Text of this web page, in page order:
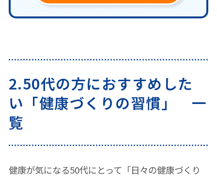
2.50代の方におすすめした
い「健康づくりの習慣」 一
覧
健康が気になる50代にとって「日々の健康づくり